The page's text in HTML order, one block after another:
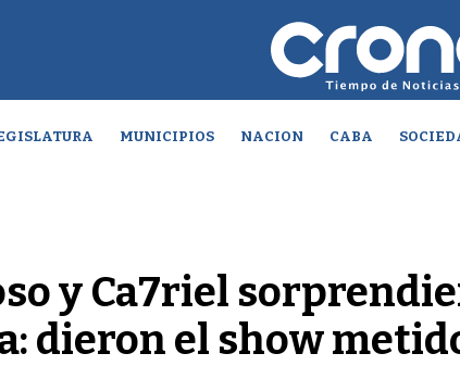
MUNICIPIOS NACION CABA
y Ca7riel
dieron el show